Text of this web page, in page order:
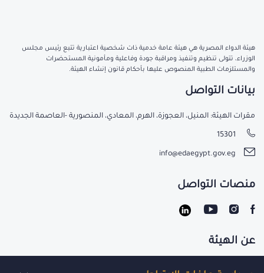
هيئة الدواء المصرية هي هيئة عامة خدمية ذات شخصية اعتبارية تتبع رئيس مجلس
الوزراء، تتولى تنظيم وتنفيذ ومراقبة جودة وفاعلية ومأمونية المستحضرات
والمستلزمات الطبية المنصوص عليها بأحكام قانون إنشاء الهيئة.
عن الهيئة
بيانات التواصل
مقرات الهيئة: المنيل، العجوزة، الهرم، المعادي، المنصورية -العاصمة الجديدة
15301
info@edaegypt.gov.eg
منصات التواصل